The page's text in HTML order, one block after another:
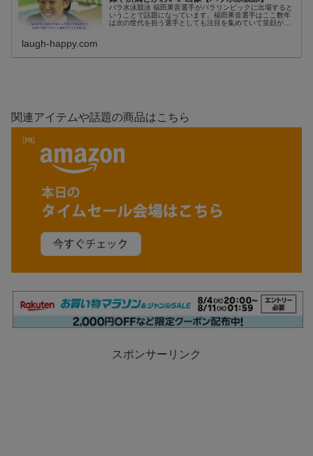
パラ水泳競泳 福田果音選手がパラリンピックに出場すると
いうことで話題になっています。福田果音選手はここ数年
は次の世代を担う選手としても注目を集めていて笑顔がか
laugh-happy.com
関連アイテムや話題の商品はこちら
スポンサーリンク